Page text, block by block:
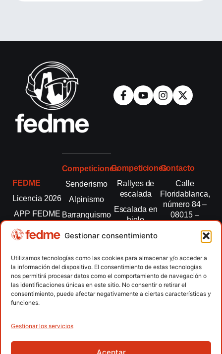
Gestionar consentimiento
Utilizamos tecnologías como las cookies para almacenar y/o acceder a
la información del dispositivo. El consentimiento de estas tecnologías
nos permitirá procesar datos como el comportamiento de navegación o
las identificaciones únicas en este sitio. No consentir o retirar el
consentimiento, puede afectar negativamente a ciertas características y
funciones.
Gestionar los servicios
Aceptar
FEDME
Licencia 2026
APP FEDME
Transparencia
autonómicas
Clubes
Contacto
Competiciones
Senderismo
Alpinismo
Barranquismo
montaña
Escalada
Escalada
paralimpica
Competiciones
Rallyes de
escalada
Escalada en
hielo
Esquí de
Marcha
Nórdica
Raquetas de
nieve
Contacto
Calle
Floridablanca,
número 84 –
08015 –
fedme@fedme.es
934 264 267